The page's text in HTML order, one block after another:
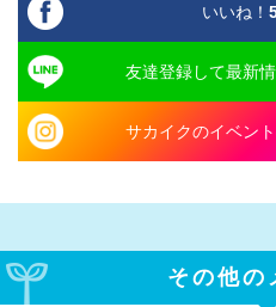
いいね！
友達登録して最新
サカイクのイベン
その他の